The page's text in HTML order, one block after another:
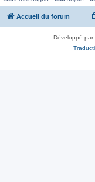
Accueil du forum
Développé par